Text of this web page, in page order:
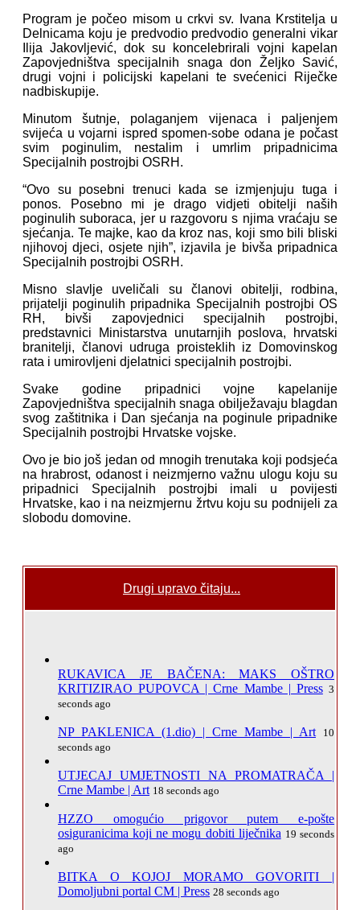
Program je počeo misom u crkvi sv. Ivana Krstitelja u
Delnicama koju je predvodio predvodio generalni vikar
Ilija Jakovljević, dok su koncelebrirali vojni kapelan
Zapovjedništva specijalnih snaga don Željko Savić,
drugi vojni i policijski kapelani te svećenici Riječke
nadbiskupije.
Minutom šutnje, polaganjem vijenaca i paljenjem
svijeća u vojarni ispred spomen-sobe odana je počast
svim poginulim, nestalim i umrlim pripadnicima
Specijalnih postrojbi OSRH.
“Ovo su posebni trenuci kada se izmjenjuju tuga i
ponos. Posebno mi je drago vidjeti obitelji naših
poginulih suboraca, jer u razgovoru s njima vraćaju se
sjećanja. Te majke, kao da kroz nas, koji smo bili bliski
njihovoj djeci, osjete njih”, izjavila je bivša pripadnica
Specijalnih postrojbi OSRH.
Misno slavlje uveličali su članovi obitelji, rodbina,
prijatelji poginulih pripadnika Specijalnih postrojbi OS
RH, bivši zapovjednici specijalnih postrojbi,
predstavnici Ministarstva unutarnjih poslova, hrvatski
branitelji, članovi udruga proisteklih iz Domovinskog
rata i umirovljeni djelatnici specijalnih postrojbi.
Svake godine pripadnici vojne kapelanije
Zapovjedništva specijalnih snaga obilježavaju blagdan
svog zaštitnika i Dan sjećanja na poginule pripadnike
Specijalnih postrojbi Hrvatske vojske.
Ovo je bio još jedan od mnogih trenutaka koji podsjeća
na hrabrost, odanost i neizmjerno važnu ulogu koju su
pripadnici Specijalnih postrojbi imali u povijesti
Hrvatske, kao i na neizmjernu žrtvu koju su podnijeli za
slobodu domovine.
Drugi upravo čitaju...
RUKAVICA JE BAČENA: MAKS OŠTRO
KRITIZIRAO PUPOVCA | Crne Mambe | Press 3
seconds ago
NP PAKLENICA (1.dio) | Crne Mambe | Art
10
seconds ago
UTJECAJ UMJETNOSTI NA PROMATRAČA |
Crne Mambe | Art 18 seconds ago
HZZO omogućio prigovor putem e-pošte
osiguranicima koji ne mogu dobiti liječnika 19 seconds
ago
BITKA O KOJOJ MORAMO GOVORITI |
Domoljubni portal CM | Press 28 seconds ago